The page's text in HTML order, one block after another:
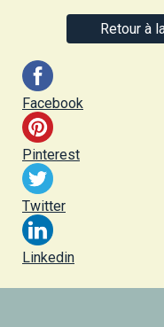
Retour à
Facebook
Pinterest
Twitter
Linkedin